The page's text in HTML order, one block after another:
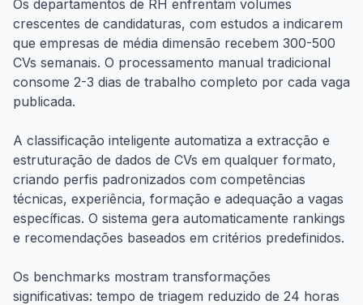
Os departamentos de RH enfrentam volumes
crescentes de candidaturas, com estudos a indicarem
que empresas de média dimensão recebem 300-500
CVs semanais. O processamento manual tradicional
consome 2-3 dias de trabalho completo por cada vaga
publicada.
A classificação inteligente automatiza a extracção e
estruturação de dados de CVs em qualquer formato,
criando perfis padronizados com competências
técnicas, experiência, formação e adequação a vagas
específicas. O sistema gera automaticamente rankings
e recomendações baseados em critérios predefinidos.
Os benchmarks mostram transformações
significativas: tempo de triagem reduzido de 24 horas